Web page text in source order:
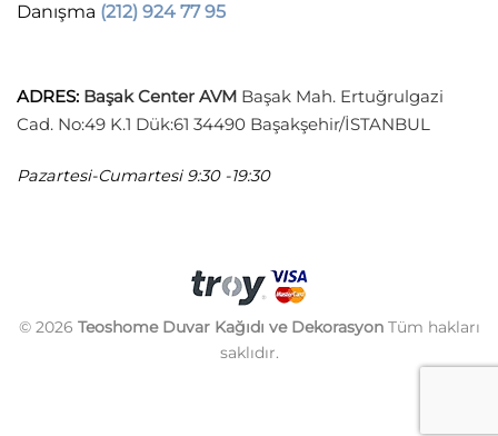
Danışma (212) 924 77 95
ADRES: Başak Center AVM Başak Mah. Ertuğrulgazi
Cad. No:49 K.1 Dük:61 34490 Başakşehir/İSTANBUL
Pazartesi-Cumartesi 9:30 -19:30
© 2026 Teoshome Duvar Kağıdı ve DekorasyonTüm hakları
saklıdır.